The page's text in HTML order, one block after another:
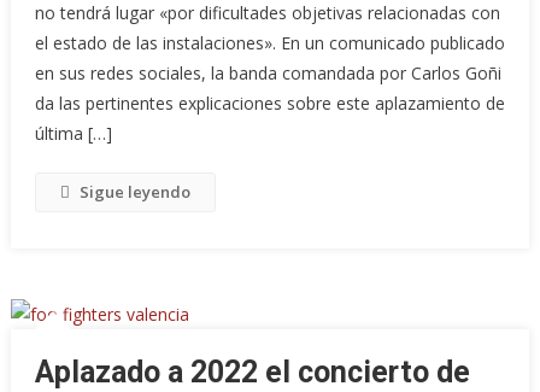
no tendrá lugar «por dificultades objetivas relacionadas con
el estado de las instalaciones». En un comunicado publicado
en sus redes sociales, la banda comandada por Carlos Goñi
da las pertinentes explicaciones sobre este aplazamiento de
última […]
Sigue leyendo
Aplazado a 2022 el concierto de